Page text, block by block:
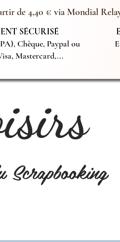
de 4,40 € via Mondial
SÉCURISÉ
Chèque, Paypal ou
Mastercard,...